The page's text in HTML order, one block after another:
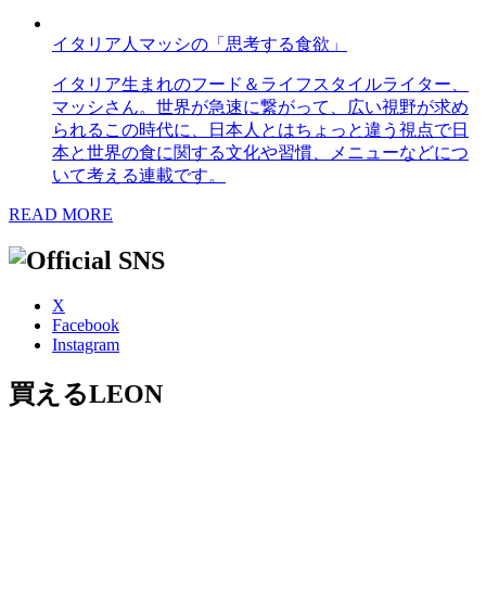
イタリア人マッシの「思考する食欲」
イタリア生まれのフード＆ライフスタイルライター、
マッシさん。世界が急速に繋がって、広い視野が求め
られるこの時代に、日本人とはちょっと違う視点で日
本と世界の食に関する文化や習慣、メニューなどにつ
いて考える連載です。
READ MORE
X
Facebook
Instagram
買えるLEON